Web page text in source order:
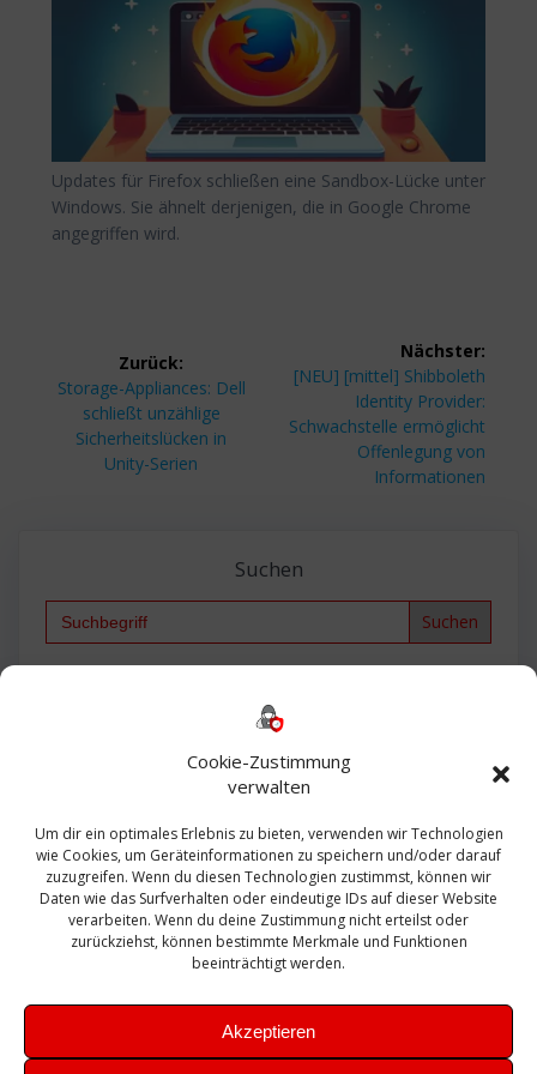
Cookie-Zustimmung
verwalten
Um dir ein optimales Erlebnis zu bieten, verwenden wir Technologien
wie Cookies, um Geräteinformationen zu speichern und/oder darauf
zuzugreifen. Wenn du diesen Technologien zustimmst, können wir
Daten wie das Surfverhalten oder eindeutige IDs auf dieser Website
verarbeiten. Wenn du deine Zustimmung nicht erteilst oder
zurückziehst, können bestimmte Merkmale und Funktionen
beeinträchtigt werden.
Akzeptieren
Updates für Firefox schließen eine Sandbox-Lücke unter
Windows. Sie ähnelt derjenigen, die in Google Chrome
angegriffen wird.
Zurück:
Vorheriger
Beitrag:
Storage-Appliances: Dell
schließt unzählige
Sicherheitslücken in
Unity-Serien
Nächster:
Nächster
[NEU] [mittel] Shibboleth
Identity Provider:
Schwachstelle ermöglicht
Offenlegung von
Informationen
Suchen
Search
Bautagebuch
Exchange firewall Fritzbox
Microsoft
Sanierung SBS Security Server Sicherheit
Sicherung SIEM Sophos SSL Ubuntu
Update Upgrade UTM VCenter VCSA Veeam
VMWare VPN WAZUH Windows
Zertifikat